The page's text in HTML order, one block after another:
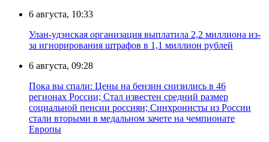
6 августа, 10:33
Улан-удэнская организация выплатила 2,2 миллиона из-
за игнорирования штрафов в 1,1 миллион рублей
6 августа, 09:28
Пока вы спали: Цены на бензин снизились в 46
регионах России; Стал известен средний размер
социальной пенсии россиян; Синхронисты из России
стали вторыми в медальном зачете на чемпионате
Европы